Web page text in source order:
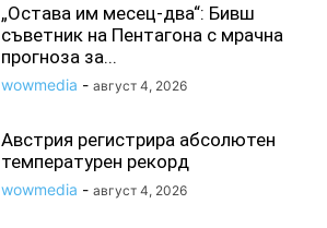
„Остава им месец-два“: Бивш
съветник на Пентагона с мрачна
прогноза за...
wowmedia - август 4, 2026
Австрия регистрира абсолютен
температурен рекорд
wowmedia - август 4, 2026